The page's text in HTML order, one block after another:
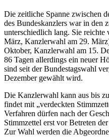
Die zeitliche Spanne zwischen
des Bundeskanzlers war in den
unterschiedlich lang. Sie reichte
März, Kanzlerwahl am 29.
Oktober, Kanzlerwahl am 15.
86 Tagen allerdings ein neuer
sind seit der Bundestagswahl
Dezember gewählt wird.
Die Kanzlerwahl kann aus bis
findet mit „verdeckten
Verfahren dürfen nach der
Stimmzettel erst vor Betreten
Zur Wahl werden die